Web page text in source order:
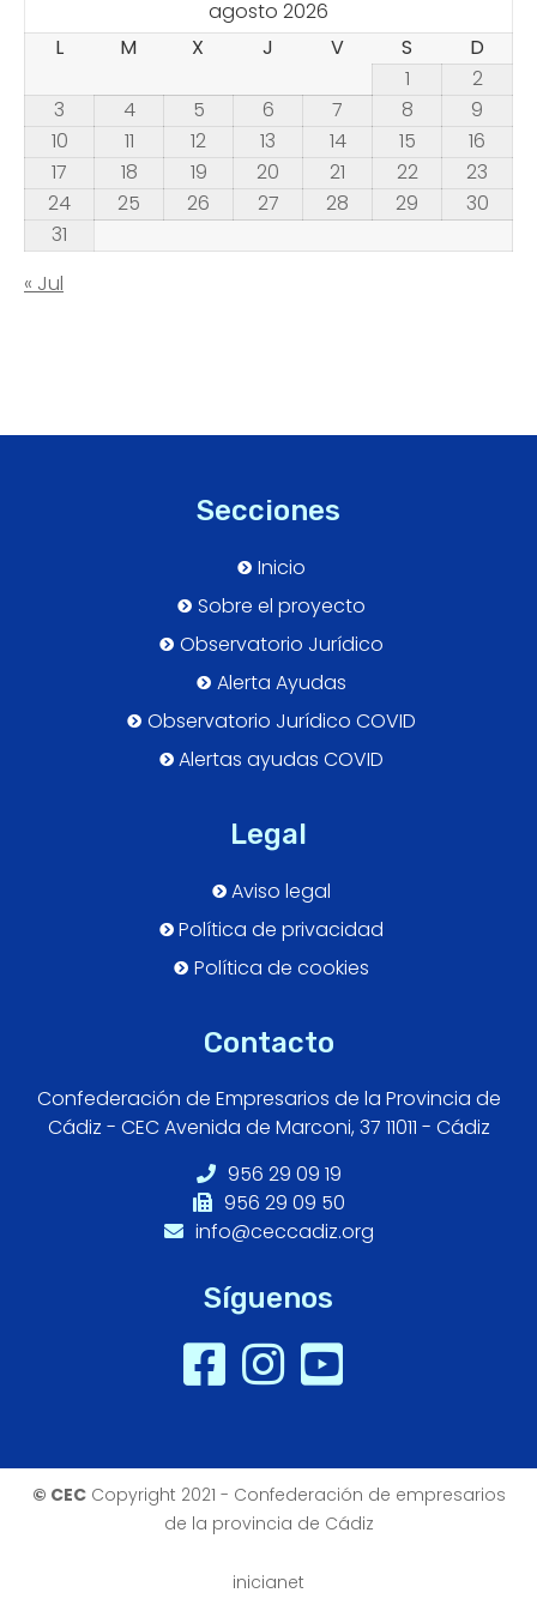
agosto 2026
L
M X J V S
D
1
2
3
4 5 6 7 8
9
10
11 12 13 14 15
16
17
18 19 20 21 22
23
24
25 26 27 28 29
30
31
« Jul
Secciones
Inicio
Sobre el proyecto
Observatorio Jurídico
Alerta Ayudas
Observatorio Jurídico COVID
Alertas ayudas COVID
Legal
Aviso legal
Política de privacidad
Política de cookies
Contacto
Confederación de Empresarios de la Provincia de
Cádiz - CEC Avenida de Marconi, 37 11011 - Cádiz
956 29 09 19
956 29 09 50
info@ceccadiz.org
Síguenos
© CECCopyright 2021 - Confederación de empresarios
de la provincia de Cádiz
inicianet